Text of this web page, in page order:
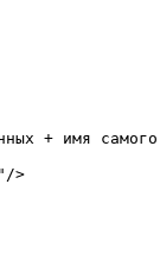
+ имя
>